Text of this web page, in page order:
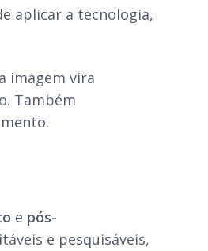
aplicar a tecnologia,
imagem vira
Também
e pós-
e pesquisáveis,